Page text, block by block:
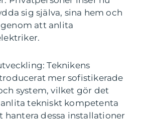
sig själva, sina hem och
att anlita
Teknikens
mer sofistikerade
system, vilket gör det
tekniskt kompetenta
hantera dessa installationer